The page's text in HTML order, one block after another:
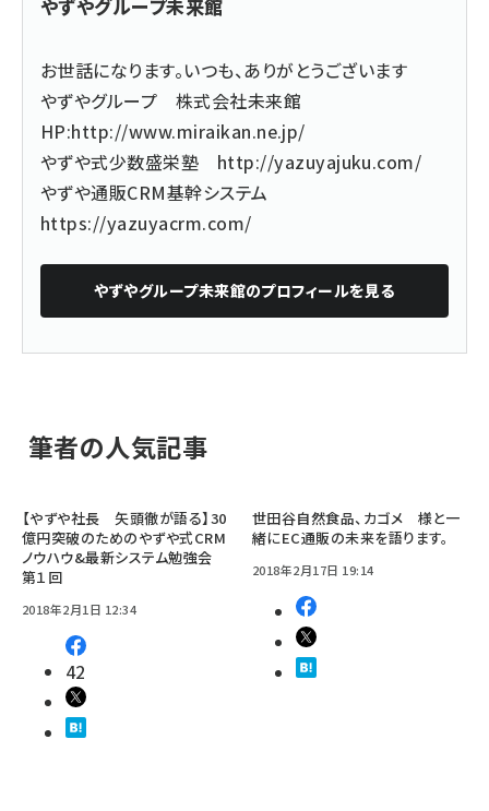
やずやグループ未来館
お世話になります。いつも、ありがとうございます
やずやグループ 株式会社未来館
HP:http://www.miraikan.ne.jp/
やずや式少数盛栄塾 http://yazuyajuku.com/
やずや通販CRM基幹システム
https://yazuyacrm.com/
やずやグループ未来館のプロフィールを見る
筆者の人気記事
【やずや社長 矢頭徹が語る】30
億円突破のためのやずや式CRM
ノウハウ&最新システム勉強会
第１回
2018年2月1日 12:34
42
世田谷自然食品、カゴメ 様と一
緒にEC通販の未来を語ります。
2018年2月17日 19:14